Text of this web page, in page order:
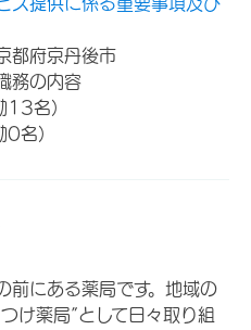
都府京丹後市
務の内容
名）
名）
前にある薬局です。地域の
け薬局”として日々取り組